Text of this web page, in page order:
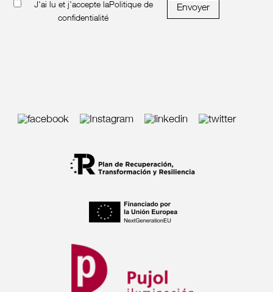
J'ai lu et j'accepte laPolitique de
confidentialité
Envoyer